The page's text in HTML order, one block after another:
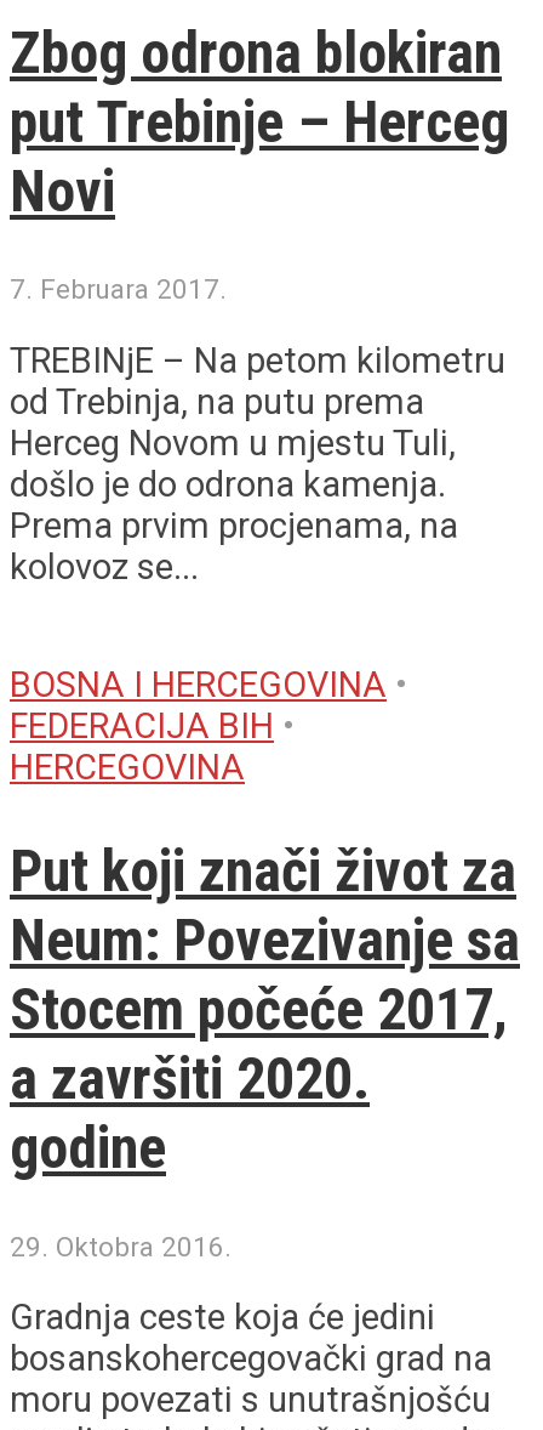
Zbog odrona blokiran
put Trebinje – Herceg
Novi
7. Februara 2017.
TREBINjE – Na petom kilometru
od Trebinja, na putu prema
Herceg Novom u mjestu Tuli,
došlo je do odrona kamenja.
Prema prvim procjenama, na
kolovoz se...
BOSNA I HERCEGOVINA •
FEDERACIJA BIH •
HERCEGOVINA
Put koji znači život za
Neum: Povezivanje sa
Stocem počeće 2017,
a završiti 2020.
godine
29. Oktobra 2016.
Gradnja ceste koja će jedini
bosanskohercegovački grad na
moru povezati s unutrašnjošću